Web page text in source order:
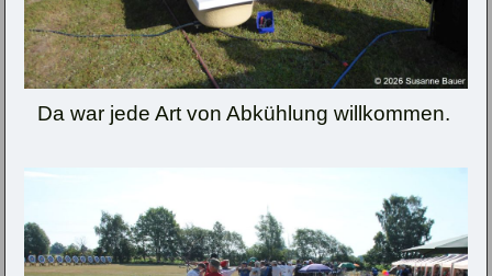
Da war jede Art von Abkühlung willkommen.